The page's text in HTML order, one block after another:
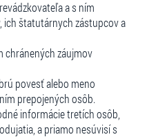
a s ním
ich štatutárnych zástupcov a
chránených záujmov
povesť alebo meno
prepojených osôb.
informácie tretích osôb,
a priamo nesúvisí s